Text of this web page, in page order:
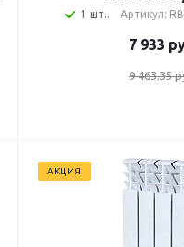
1 шт.. Артикул:
7 933
9 463.35
АКЦИЯ